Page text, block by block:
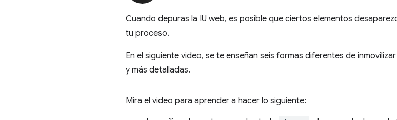
Cuando depuras la IU web, es posible que ciertos elementos
tu proceso.
En el siguiente video, se te enseñan seis formas diferentes de
y más detalladas.
Mira el video para aprender a hacer lo siguiente: